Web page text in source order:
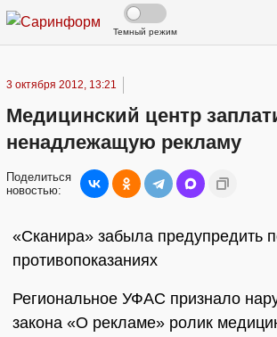
Темный режим
3 октября 2012, 13:21
Медицинский центр
ненадлежащую рекламу
Поделиться
новостью:
«Сканира» забыла предупредить
противопоказаниях
Региональное УФАС признало
закона «О рекламе» ролик